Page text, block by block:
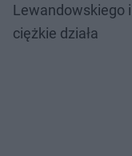
Lewandowskiego
ciężkie działa